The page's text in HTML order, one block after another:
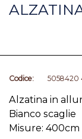
Codice: 5058420
Alzatina in
Bianco scaglie
Misure: 400cm